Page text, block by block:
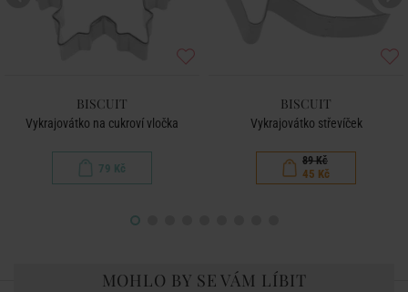
BISCUIT
Vykrajovátko na cukroví vločka
79 Kč
BISCUIT
Vykrajovátko střevíček
89 Kč
45 Kč
MOHLO BY SE VÁM LÍBIT